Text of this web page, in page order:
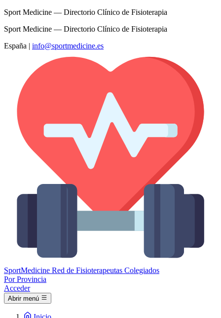
Sport Medicine — Directorio Clínico de Fisioterapia
Sport Medicine — Directorio Clínico de Fisioterapia
España | info@sportmedicine.es
SportMedicine Red de Fisioterapeutas Colegiados
Por Provincia
Acceder
Abrir menú